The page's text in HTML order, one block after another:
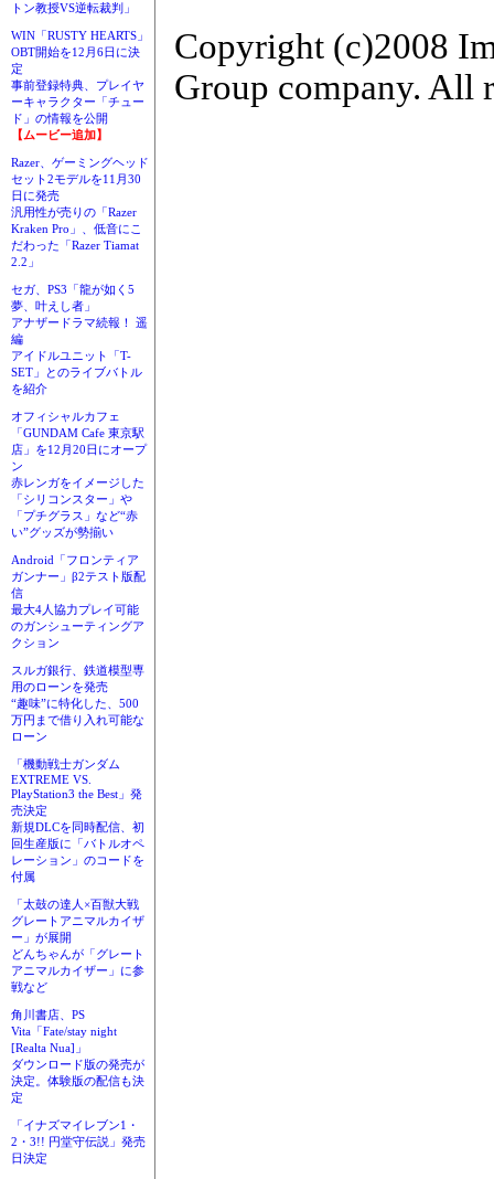
トン教授VS逆転裁判」
WIN「RUSTY HEARTS」
OBT開始を12月6日に決
定
事前登録特典、プレイヤ
ーキャラクター「チュー
ド」の情報を公開
【ムービー追加】
Razer、ゲーミングヘッド
セット2モデルを11月30
日に発売
汎用性が売りの「Razer
Kraken Pro」、低音にこ
だわった「Razer Tiamat
2.2」
セガ、PS3「龍が如く5
夢、叶えし者」
アナザードラマ続報！ 遥
編
アイドルユニット「T-
SET」とのライブバトル
を紹介
オフィシャルカフェ
「GUNDAM Cafe 東京駅
店」を12月20日にオープ
ン
赤レンガをイメージした
「シリコンスター」や
「プチグラス」など“赤
い”グッズが勢揃い
Android「フロンティア
ガンナー」β2テスト版配
信
最大4人協力プレイ可能
のガンシューティングア
クション
スルガ銀行、鉄道模型専
用のローンを発売
“趣味”に特化した、500
万円まで借り入れ可能な
ローン
「機動戦士ガンダム
EXTREME VS.
PlayStation3 the Best」発
売決定
新規DLCを同時配信、初
回生産版に「バトルオペ
レーション」のコードを
付属
「太鼓の達人×百獣大戦
グレートアニマルカイザ
ー」が展開
どんちゃんが「グレート
アニマルカイザー」に参
戦など
角川書店、PS
Vita「Fate/stay night
[Realta Nua]」
ダウンロード版の発売が
決定。体験版の配信も決
定
「イナズマイレブン1・
2・3!! 円堂守伝説」発売
日決定
Copyright (c)2008
Group company. All